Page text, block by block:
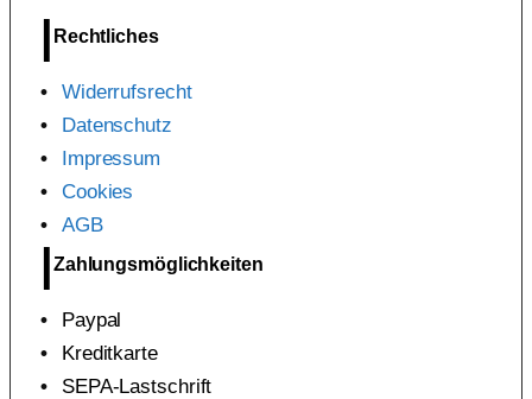
Rechtliches
Widerrufsrecht
Datenschutz
Impressum
Cookies
AGB
Zahlungsmöglichkeiten
Paypal
Kreditkarte
SEPA-Lastschrift